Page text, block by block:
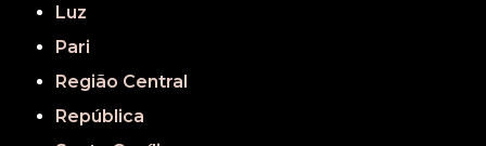
Luz
Pari
Região Central
República